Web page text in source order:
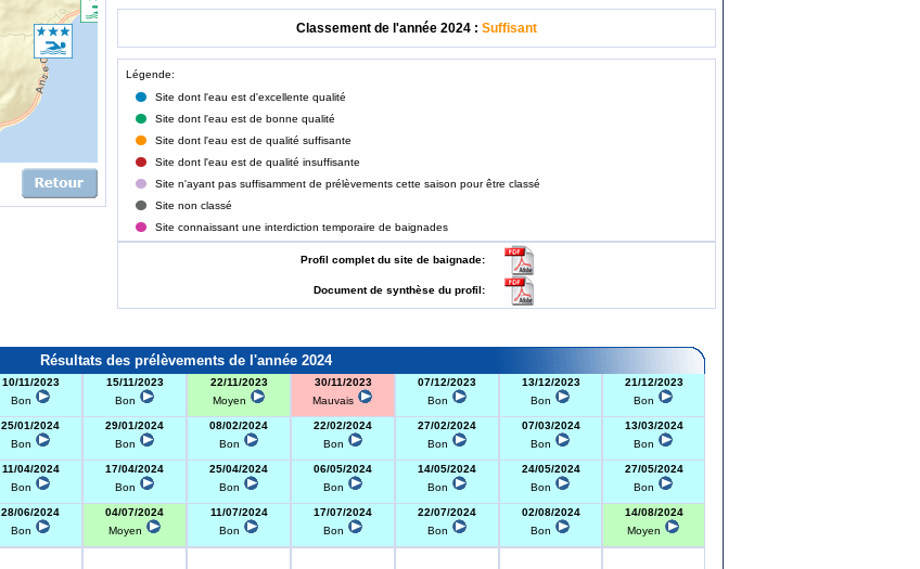
Classement de l'année 2024 : Suffisant
Légende:
Site dont l'eau est d'excellente qualité
Site dont l'eau est de bonne qualité
Site dont l'eau est de qualité suffisante
Site dont l'eau est de qualité insuffisante
Site n'ayant pas suffisamment de prélèvements cette saison pour être classé
Site non classé
Site connaissant une interdiction temporaire de baignades
Profil complet du site de baignade:
Document de synthèse du profil:
Résultats des prélèvements de l'année 2024
10/11/2023
Bon
15/11/2023
Bon
22/11/2023
Moyen
30/11/2023
Mauvais
07/12/2023
Bon
13/12/2023
Bon
21/12/2023
Bon
25/01/2024
Bon
29/01/2024
Bon
08/02/2024
Bon
22/02/2024
Bon
27/02/2024
Bon
07/03/2024
Bon
13/03/2024
Bon
11/04/2024
Bon
17/04/2024
Bon
25/04/2024
Bon
06/05/2024
Bon
14/05/2024
Bon
24/05/2024
Bon
27/05/2024
Bon
28/06/2024
Bon
04/07/2024
Moyen
11/07/2024
Bon
17/07/2024
Bon
22/07/2024
Bon
02/08/2024
Bon
14/08/2024
Moyen